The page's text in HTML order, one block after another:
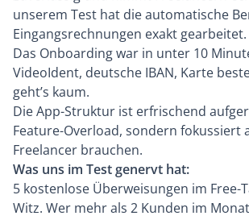
unserem Test hat die automatische
Eingangsrechnungen exakt gearbeitet.
Das Onboarding war in unter 10
VideoIdent, deutsche IBAN, Karte
geht’s kaum.
Die App-Struktur ist erfrischend
Feature-Overload, sondern fokussiert
Freelancer brauchen.
Was uns im Test genervt hat:
5 kostenlose Überweisungen im Free-
Witz. Wer mehr als 2 Kunden im